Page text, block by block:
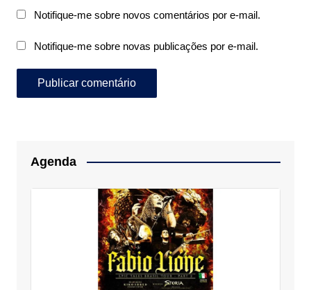
Notifique-me sobre novos comentários por e-mail.
Notifique-me sobre novas publicações por e-mail.
Agenda